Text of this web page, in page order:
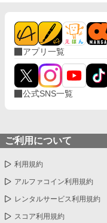
アプリ一覧
公式SNS一覧
ご利用について
利用規約
アルファコイン利用規約
レンタルサービス利用規約
スコア利用規約